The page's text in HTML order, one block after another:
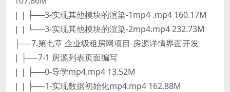
| | ├──3-实现其他模块的渲染-1mp4 .mp4 160.17M
| | └──3-实现其他模块的渲染-2mp4.mp4 232.73M
├──7.第七章 企业级租房网项目-房源详情界面开发
| ├──7-1 房源列表页面编写
| | ├──0-导学mp4.mp4 13.52M
| | ├──1-实现数据初始化mp4.mp4 162.88M